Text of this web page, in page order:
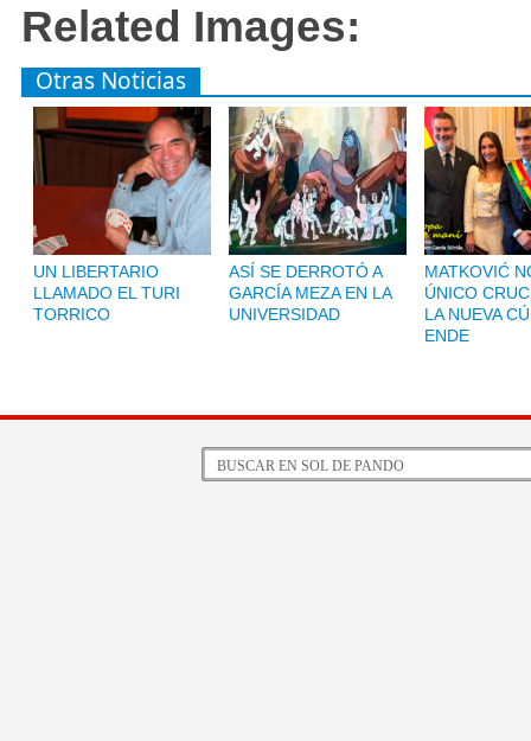
Related Images:
Otras Noticias
UN LIBERTARIO
LLAMADO EL TURI
TORRICO
ASÍ SE DERROTÓ A
GARCÍA MEZA EN LA
UNIVERSIDAD
MATKOVIĆ
ÚNICO
LA NUEVA
ENDE